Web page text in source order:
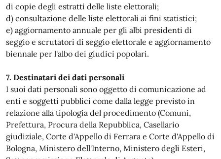
di copie degli estratti delle liste elettorali;
d) consultazione delle liste elettorali ai fini statistici;
e) aggiornamento annuale per gli albi presidenti di
seggio e scrutatori di seggio elettorale e aggiornamento
biennale per l'albo dei giudici popolari.
7. Destinatari dei dati personali
I suoi dati personali sono oggetto di comunicazione ad
enti e soggetti pubblici come dalla legge previsto in
relazione alla tipologia del procedimento (Comuni,
Prefettura, Procura della Repubblica, Casellario
giudiziale, Corte d'Appello di Ferrara e Corte d'Appello di
Bologna, Ministero dell'Interno, Ministero degli Esteri,